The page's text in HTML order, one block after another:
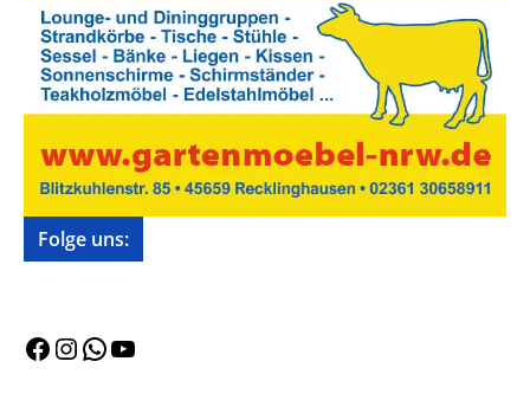
Folge uns:
Facebook
Instagram
WhatsApp
YouTube